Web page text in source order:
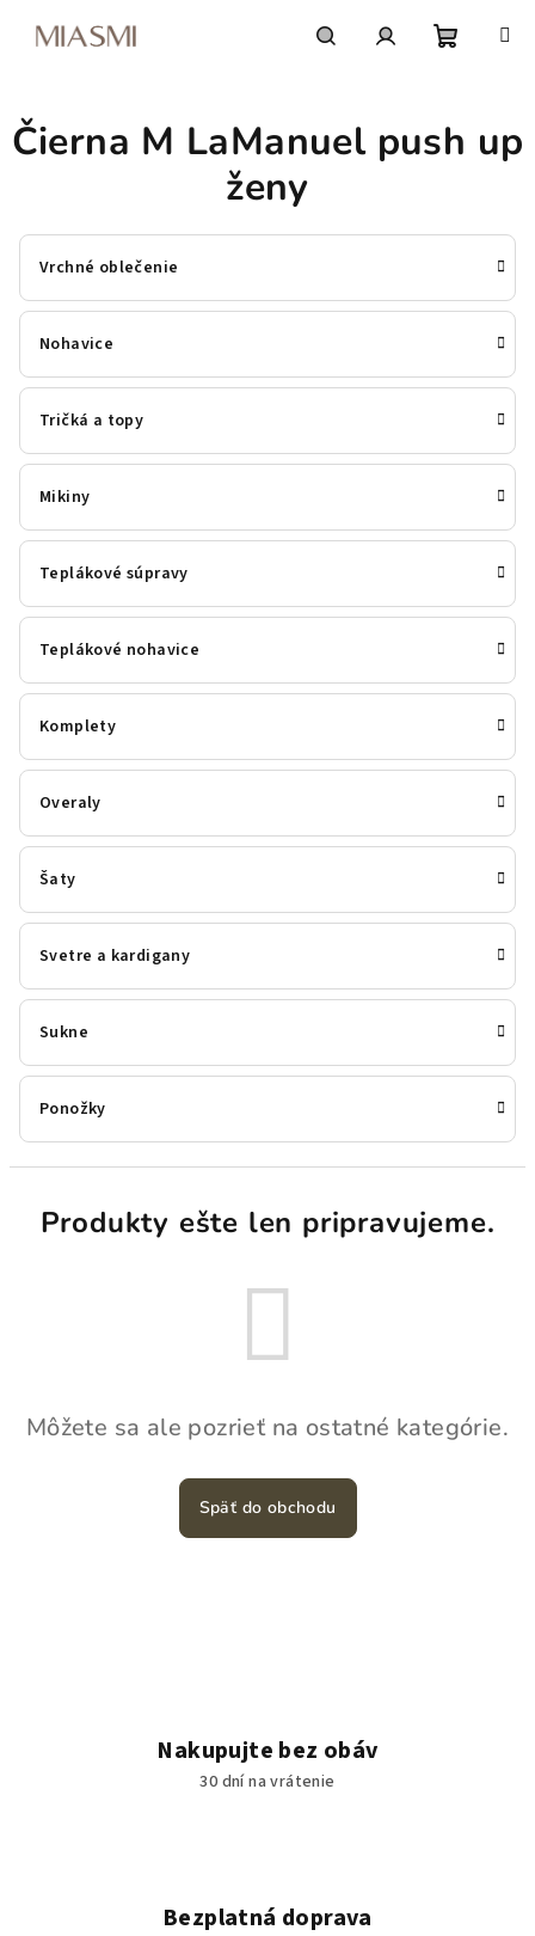
košík
Čierna M LaManuel push up
ženy
Vrchné oblečenie
Nohavice
Tričká a topy
Mikiny
Teplákové súpravy
Teplákové nohavice
Komplety
Overaly
Šaty
Svetre a kardigany
Sukne
Ponožky
Produkty ešte len pripravujeme.
Môžete sa ale pozrieť na ostatné kategórie.
Späť do obchodu
Nakupujte bez obáv
30 dní na vrátenie
Bezplatná doprava